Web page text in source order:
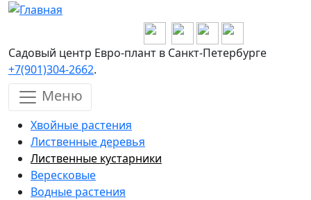
Перейти к основному содержанию
Садовый центр Евро-плант в Санкт-Петербурге
+7(901)304-2662.
Меню
Хвойные растения
Лиственные деревья
Лиственные кустарники
Вересковые
Водные растения